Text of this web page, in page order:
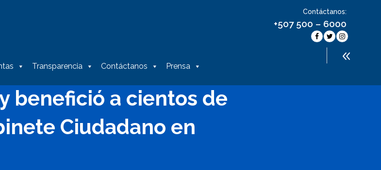
Contáctanos:
+507 500 – 6000
Transparencia Contáctanos Prensa
benefició a cientos de
Ciudadano en